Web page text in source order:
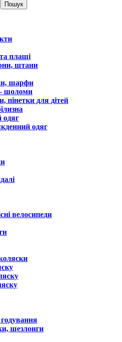
Пошук
плащі
штани
шарфи
шоломи
пінетки для дітей
одяг
одяг
велосипеди
шезлонги